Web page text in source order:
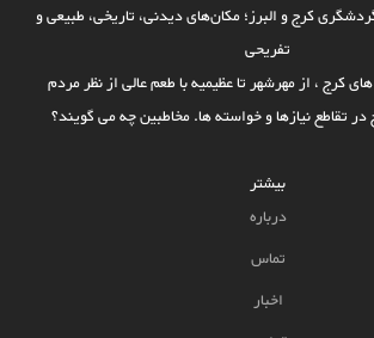
کرج و البرز؛ مکان‌های دیدنی، تاریخی، طبیعی و
تفریحی
کرج ، از مهرشهر تا عظیمیه با طعم عالی از نظر مردم
تقاطع نیازها و خواسته ها. مخاطبین چه می گویند؟
بیشتر
درباره
تماس
اخبار